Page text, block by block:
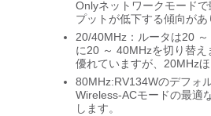
Onlyネットワークモード
プットが低下する傾向があ
20/40MHz：ルータは20
に20 ～ 40MHzを切り替
優れていますが、20MHzほ
80MHz:RV134Wのデフォ
Wireless-ACモードの最適
します。